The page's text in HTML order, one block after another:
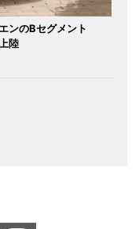
ンのBセグメント
陸